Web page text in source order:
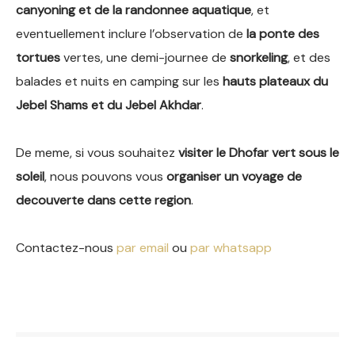
canyoning et de la randonnee aquatique, et
eventuellement inclure l’observation de la ponte des
tortuesvertes, une demi-journee de snorkeling, et des
balades et nuits en camping sur les hauts plateaux du
Jebel Shams et du Jebel Akhdar.
De meme, si vous souhaitez visiter le Dhofar vert sous le
soleil, nous pouvons vous organiser un voyage de
decouverte dans cette region.
Contactez-nous par email ou par whatsapp